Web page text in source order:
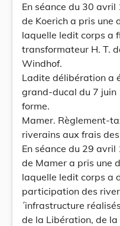
En séance du 30
de Koerich a pris une
laquelle ledit corps a
transformateur H. T.
Windhof.
Ladite délibération a
grand-ducal du 7 juin
forme.
Mamer. Règlement-
riverains aux frais
En séance du 29
de Mamer a pris une
laquelle ledit corps a
participation des
´infrastructure
de la Libération, de la